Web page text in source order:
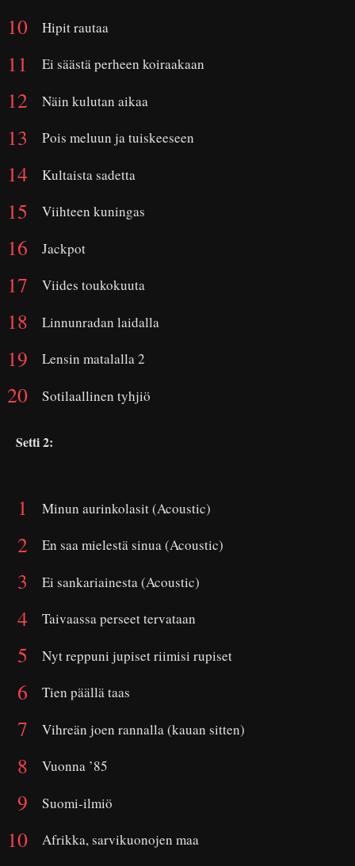
Hipit rautaa
Ei säästä perheen koiraakaan
Näin kulutan aikaa
Pois meluun ja tuiskeeseen
Kultaista sadetta
Viihteen kuningas
Jackpot
Viides toukokuuta
Linnunradan laidalla
Lensin matalalla 2
Sotilaallinen tyhjiö
Setti 2:
Minun aurinkolasit (Acoustic)
En saa mielestä sinua (Acoustic)
Ei sankariainesta (Acoustic)
Taivaassa perseet tervataan
Nyt reppuni jupiset riimisi rupiset
Tien päällä taas
Vihreän joen rannalla (kauan sitten)
Vuonna ’85
Suomi-ilmiö
Afrikka, sarvikuonojen maa